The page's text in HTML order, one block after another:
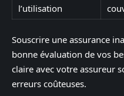
l’utilisation
Souscrire une assurance
bonne évaluation de vos
claire avec votre assureur
erreurs coûteuses.